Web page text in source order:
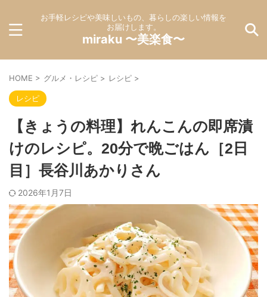
お手軽レシピや美味しいもの、暮らしの楽しい情報を
お届けします。
miraku 〜美楽食〜
HOME > グルメ・レシピ > レシピ >
レシピ
【きょうの料理】れんこんの即席漬
けのレシピ。20分で晩ごはん［2日
目］長谷川あかりさん
2026年1月7日